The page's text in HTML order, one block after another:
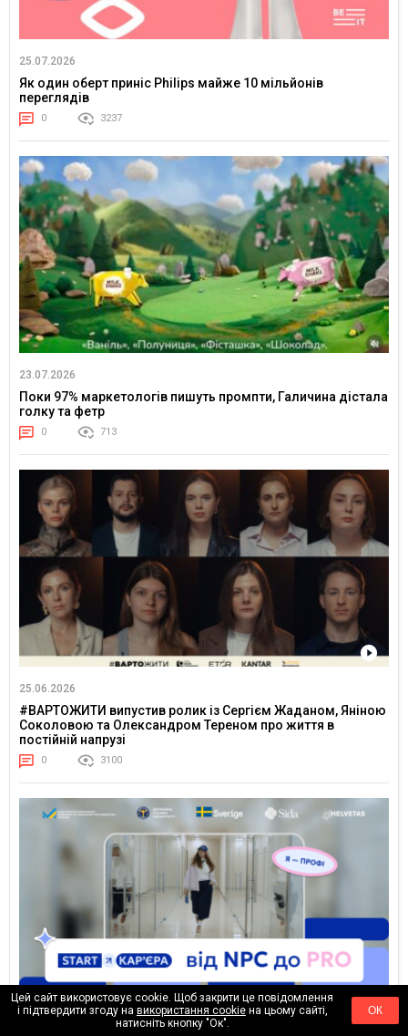
25.07.2026
Як один оберт приніс Philips майже 10 мільйонів
переглядів
0 3237
23.07.2026
Поки 97% маркетологів пишуть промпти, Галичина дістала
голку та фетр
0 713
25.06.2026
#ВАРТОЖИТИ випустив ролик із Сергієм Жаданом, Яніною
Соколовою та Олександром Тереном про життя в
постійній напрузі
0 3100
23.06.2026
Цей сайт використовує cookie. Щоб закрити це повідомлення
і підтвердити згоду на використання cookieна цьому сайті,
натисніть кнопку "Ок".
ОК